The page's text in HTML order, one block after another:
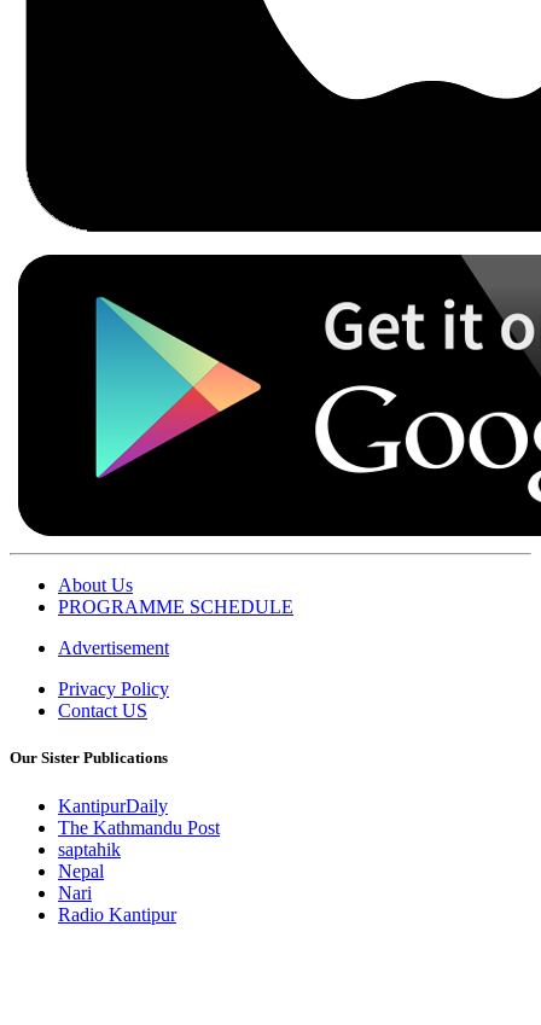
About Us
PROGRAMME SCHEDULE
Advertisement
Privacy Policy
Contact US
Our Sister Publications
KantipurDaily
The Kathmandu Post
saptahik
Nepal
Nari
Radio Kantipur